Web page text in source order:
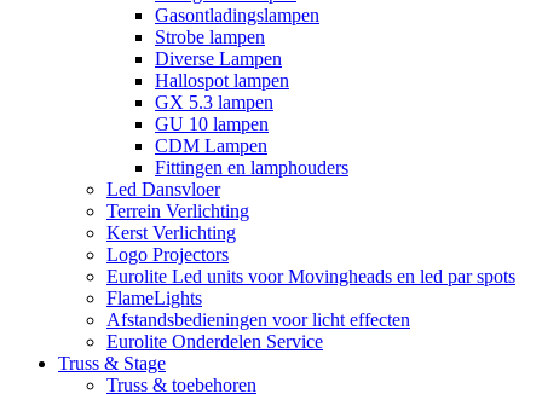
Gasontladingslampen
Strobe lampen
Diverse Lampen
Hallospot lampen
GX 5.3 lampen
GU 10 lampen
CDM Lampen
Fittingen en lamphouders
Led Dansvloer
Terrein Verlichting
Kerst Verlichting
Logo Projectors
Eurolite Led units voor Movingheads en led par spots
FlameLights
Afstandsbedieningen voor licht effecten
Eurolite Onderdelen Service
Truss & Stage
Truss & toebehoren